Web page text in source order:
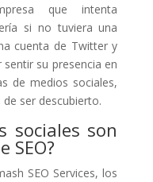
que intenta
si no tuviera una
cuenta de Twitter y
su presencia en
de medios sociales,
ser descubierto.
sociales son
SEO?
SEO Services, los